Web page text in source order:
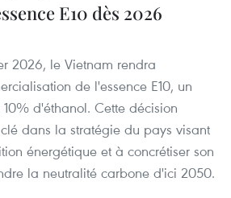
E10 dès 2026
2026, le Vietnam rendra
de l'essence E10, un
d'éthanol. Cette décision
dans la stratégie du pays visant
énergétique et à concrétiser son
la neutralité carbone d'ici 2050.